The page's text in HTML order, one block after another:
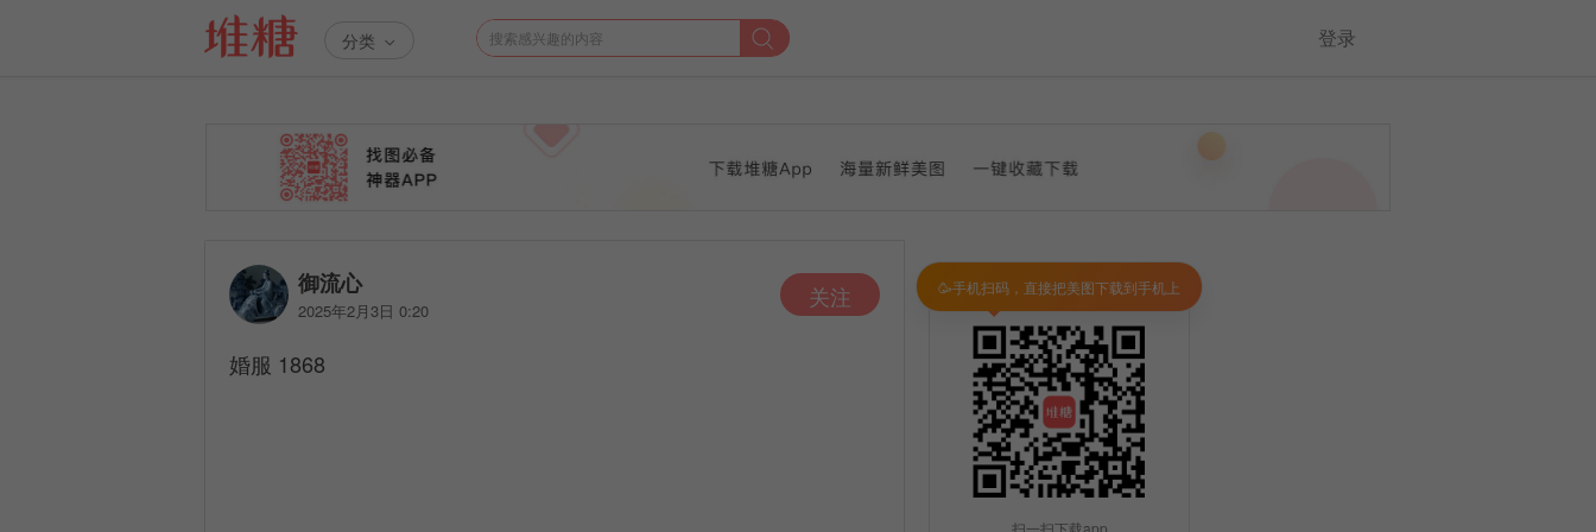
分类 登录
御流心
2025年2月3日 0:20 关注
婚服 1868
扫一扫下载app
🥳手机扫码，直接把美图下载到手机上